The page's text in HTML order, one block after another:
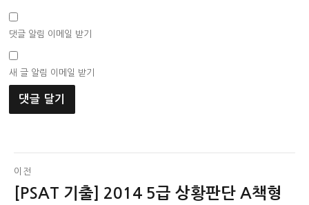
댓글 알림 이메일 받기
새 글 알림 이메일 받기
글
탐
이전
이[PSAT 기출] 2014 5급 상황판단 A책형